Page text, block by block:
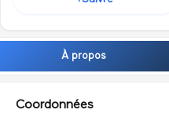
À propos
Coordonnées